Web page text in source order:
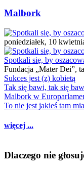
Malbork
poniedziałek, 10
Spotkali się, by
Fundacja „Mater Dei”,
Sukces jest (z) kobietą
Tak się bawi, tak się
Malbork w
To nie jest jakieś tam
więcej ...
Dlaczego nie